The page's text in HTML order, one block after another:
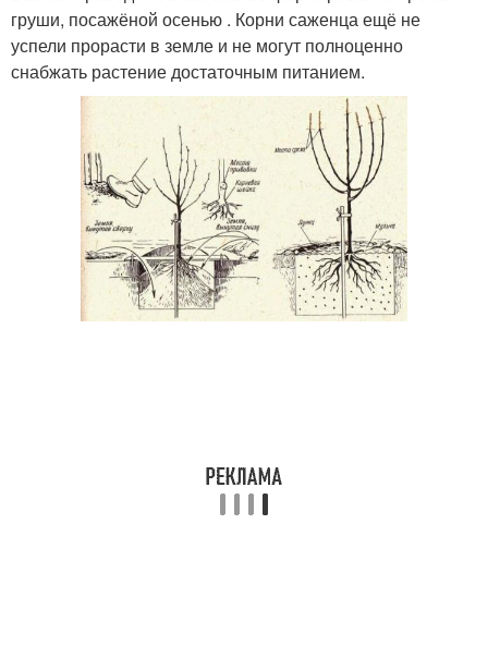
груши, посажёной осенью . Корни саженца ещё не
успели прорасти в земле и не могут полноценно
снабжать растение достаточным питанием.